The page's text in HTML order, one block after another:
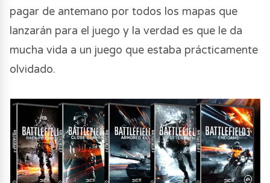
pagar de antemano por todos los mapas que
lanzarán para el juego y la verdad es que le da
mucha vida a un juego que estaba prácticamente
olvidado.